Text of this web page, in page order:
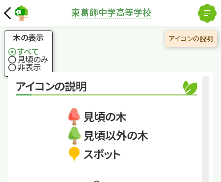
アイコンの説明
見頃の木
見頃以外の木
スポット
東葛飾中学高等学校
サワラ
サワラ
国土地理院
木の表示
すべて
見頃のみ
非表示
解除
アイコンの説明